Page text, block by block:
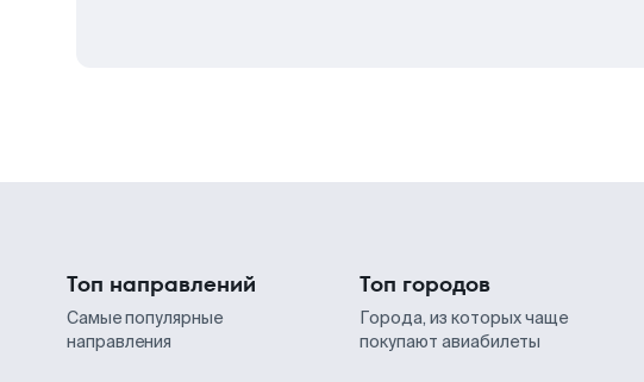
Топ направлений
Самые популярные
направления
Топ городов
Города, из которых чаще
покупают авиабилеты